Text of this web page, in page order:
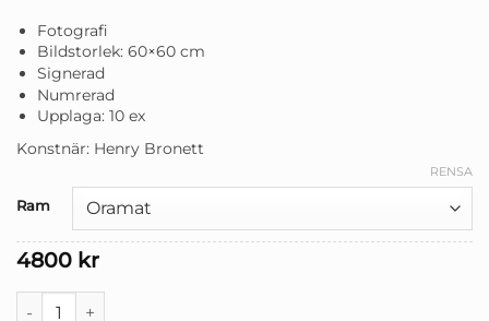
Fotografi
Bildstorlek: 60×60 cm
Signerad
Numrerad
Upplaga: 10 ex
Konstnär: Henry Bronett
Ram
RENSA
4800 kr
Ensam i dimman mängd